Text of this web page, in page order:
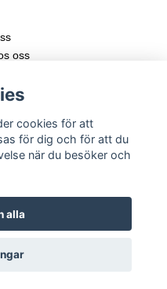
oss
konto
för senaste nytt!
cookies för att
för dig och för att du
när du besöker och
alla